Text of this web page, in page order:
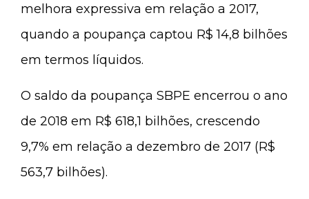
melhora expressiva em relação a 2017,
quando a poupança captou R$ 14,8 bilhões
em termos líquidos.
O saldo da poupança SBPE encerrou o ano
de 2018 em R$ 618,1 bilhões, crescendo
9,7% em relação a dezembro de 2017 (R$
563,7 bilhões).